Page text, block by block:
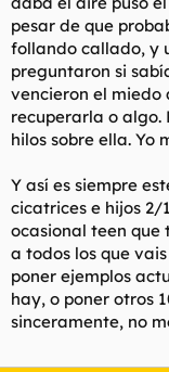
pesar de que
follando callado, y
preguntaron si
vencieron el miedo
recuperarla o algo.
hilos sobre ella. Yo
Y así es siempre
cicatrices e hijos 2/
ocasional teen que
a todos los que
poner ejemplos
hay, o poner otros
sinceramente, no